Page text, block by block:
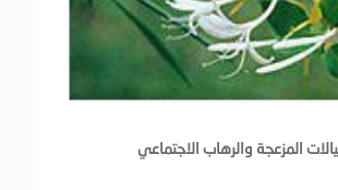
المزعجة والرهاب الاجتماعي